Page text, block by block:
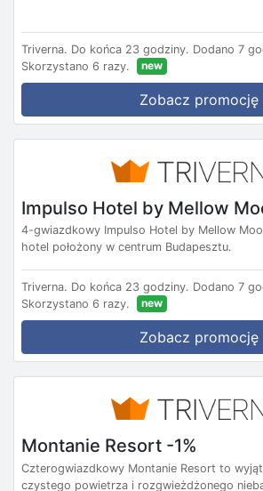
Triverna. Do końca 23 godziny. Dodano 7
Skorzystano 6 razy.
new
Zobacz promocję
Impulso Hotel by Mellow
4-gwiazdkowy Impulso Hotel by Mellow
hotel położony w centrum Budapesztu.
Triverna. Do końca 23 godziny. Dodano 7
Skorzystano 6 razy.
new
Zobacz promocję
Montanie Resort -1%
Czterogwiazdkowy Montanie Resort to
czystego powietrza i rozgwieżdżonego